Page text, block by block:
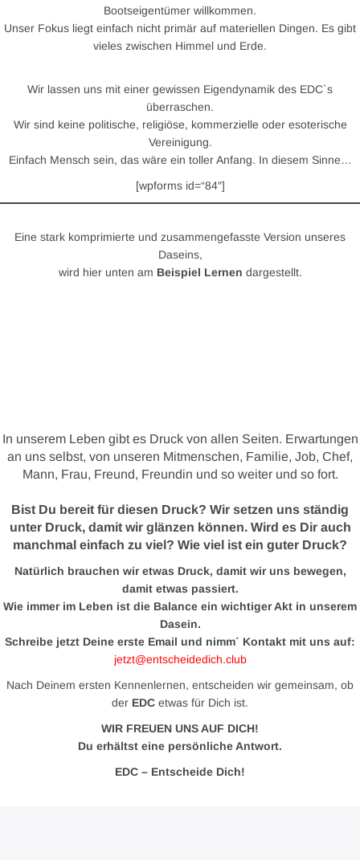
Bootseigentümer willkommen.
Unser Fokus liegt einfach nicht primär auf materiellen Dingen. Es gibt
vieles zwischen Himmel und Erde.
Wir lassen uns mit einer gewissen Eigendynamik des EDC`s
überraschen.
Wir sind keine politische, religiöse, kommerzielle oder esoterische
Vereinigung.
Einfach Mensch sein, das wäre ein toller Anfang. In diesem Sinne…
[wpforms id=“84″]
Eine stark komprimierte und zusammengefasste Version unseres
Daseins,
wird hier unten am Beispiel Lernen dargestellt.
In unserem Leben gibt es Druck von allen Seiten. Erwartungen
an uns selbst, von unseren Mitmenschen, Familie, Job, Chef,
Mann, Frau, Freund, Freundin und so weiter und so fort.
Bist Du bereit für diesen Druck? Wir setzen uns ständig
unter Druck, damit wir glänzen können. Wird es Dir auch
manchmal einfach zu viel? Wie viel ist ein guter Druck?
Natürlich brauchen wir etwas Druck, damit wir uns bewegen,
damit etwas passiert.
Wie immer im Leben ist die Balance ein wichtiger Akt in unserem
Dasein.
Schreibe jetzt Deine erste Email und nimm´ Kontakt mit uns auf:
jetzt@entscheidedich.club
Nach Deinem ersten Kennenlernen, entscheiden wir gemeinsam, ob
der EDC etwas für Dich ist.
WIR FREUEN UNS AUF DICH!
Du erhältst eine persönliche Antwort.
EDC – Entscheide Dich!